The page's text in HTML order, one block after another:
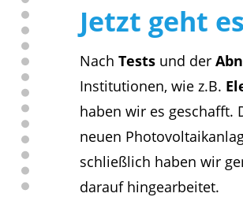
Jetzt geht
Nach Tests und der
Institutionen, wie z.B.
haben wir es geschafft.
neuen
schließlich haben wir
darauf hingearbeitet.